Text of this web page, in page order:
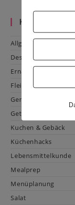
Kategorien
Allgemein
Dessert
Ernährung
Fleisch & Geflügel
Gemüse
Getränke
Kuchen & Gebäck
Küchenhacks
Lebensmittelkunde
Mealprep
Menüplanung
Salat